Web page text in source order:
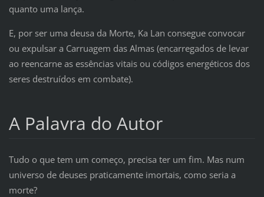
quanto uma lança.
E, por ser uma deusa da Morte, Ka Lan consegue convocar
ou expulsar a Carruagem das Almas (encarregados de levar
ao reencarne as essências vitais ou códigos energéticos dos
seres destruídos em combate).
A Palavra do Autor
Tudo o que tem um começo, precisa ter um fim. Mas num
universo de deuses praticamente imortais, como seria a
morte?